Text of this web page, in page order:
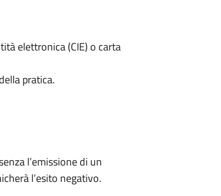
elettronica (CIE) o carta
pratica.
l’emissione di un
l’esito negativo.